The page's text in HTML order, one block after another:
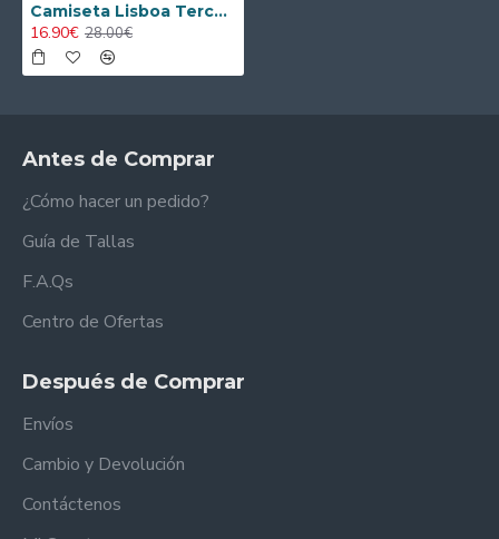
Camiseta Lisboa Tercera Equipación 2025/2026 Blanco
16.90€ 28.00€
Antes de Comprar
¿Cómo hacer un pedido?
Guía de Tallas
F.A.Qs
Centro de Ofertas
Después de Comprar
Envíos
Cambio y Devolución
Contáctenos